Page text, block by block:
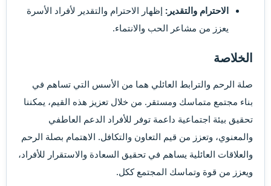
الاحترام والتقدير: إظهار الاحترام والتقدير لأفراد الأسرة
يعزز من مشاعر الحب والانتماء.
الخلاصة​
صلة الرحم والترابط العائلي هما من الأسس التي تساهم في
بناء مجتمع متماسك ومستقر. من خلال تعزيز هذه القيم، يمكننا
تحقيق بيئة اجتماعية داعمة توفر للأفراد الدعم العاطفي
والمعنوي، وتعزز من قيم التعاون والتكافل. الاهتمام بصلة الرحم
والعلاقات العائلية يساهم في تحقيق السعادة والاستقرار للأفراد،
ويعزز من قوة وتماسك المجتمع ككل.